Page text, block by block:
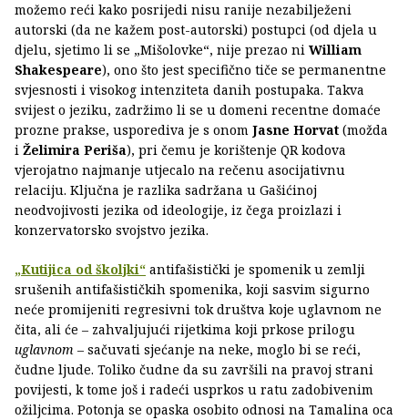
možemo reći kako posrijedi nisu ranije nezabilježeni
autorski (da ne kažem post-autorski) postupci (od djela u
djelu, sjetimo li se „Mišolovke“, nije prezao ni William
Shakespeare), ono što jest specifično tiče se permanentne
svjesnosti i visokog intenziteta danih postupaka. Takva
svijest o jeziku, zadržimo li se u domeni recentne domaće
prozne prakse, usporediva je s onom Jasne Horvat (možda
i Želimira Periša), pri čemu je korištenje QR kodova
vjerojatno najmanje utjecalo na rečenu asocijativnu
relaciju. Ključna je razlika sadržana u Gašićinoj
neodvojivosti jezika od ideologije, iz čega proizlazi i
konzervatorsko svojstvo jezika.
„Kutijica od školjki“ antifašistički je spomenik u zemlji
srušenih antifašističkih spomenika, koji sasvim sigurno
neće promijeniti regresivni tok društva koje uglavnom ne
čita, ali će – zahvaljujući rijetkima koji prkose prilogu
uglavnom – sačuvati sjećanje na neke, moglo bi se reći,
čudne ljude. Toliko čudne da su završili na pravoj strani
povijesti, k tome još i radeći usprkos u ratu zadobivenim
ožiljcima. Potonja se opaska osobito odnosi na Tamalina oca